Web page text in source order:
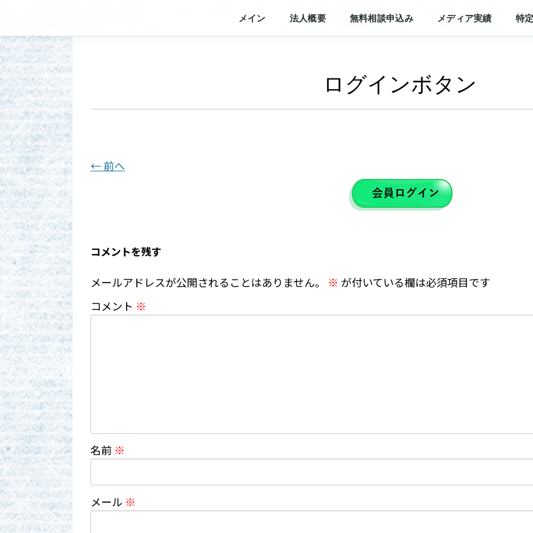
メイン 法人概要 無料相談申込み メディア実績 特
ログインボタン
← 前へ
コメントを残す
メールアドレスが公開されることはありません。 ※ が付いている欄は必須項目です
コメント ※
名前 ※
メール ※